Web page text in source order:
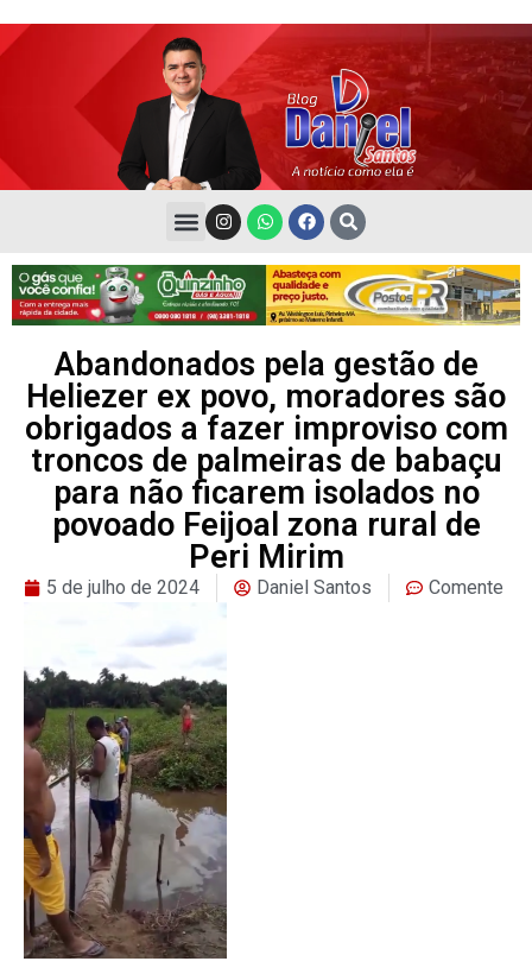
Abandonados pela gestão de
Heliezer ex povo, moradores são
obrigados a fazer improviso com
troncos de palmeiras de babaçu
para não ficarem isolados no
povoado Feijoal zona rural de
Peri Mirim
5 de julho de 2024 Daniel Santos Comente